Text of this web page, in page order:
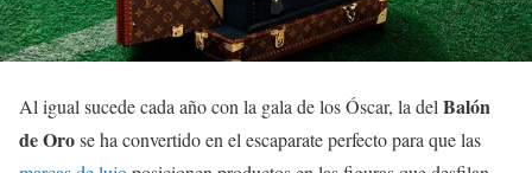
Al igual sucede cada año con la gala de los Óscar, la del Balón
de Orose ha convertido en el escaparate perfecto para que las